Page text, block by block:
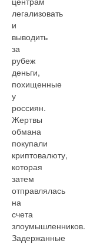
легализовать
и
выводить
за
рубеж
деньги,
похищенные
у
россиян.
Жертвы
обмана
покупали
криптовалюту,
которая
затем
отправлялась
на
счета
злоумышленников.
Задержанные